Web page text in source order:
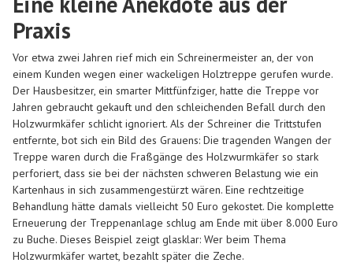
Praxis
Vor etwa zwei Jahren rief mich ein Schreinermeister an, der von
einem Kunden wegen einer wackeligen Holztreppe gerufen wurde.
Der Hausbesitzer, ein smarter Mittfünfziger, hatte die Treppe vor
Jahren gebraucht gekauft und den schleichenden Befall durch den
Holzwurmkäfer schlicht ignoriert. Als der Schreiner die Trittstufen
entfernte, bot sich ein Bild des Grauens: Die tragenden Wangen der
Treppe waren durch die Fraßgänge des Holzwurmkäfer so stark
perforiert, dass sie bei der nächsten schweren Belastung wie ein
Kartenhaus in sich zusammengestürzt wären. Eine rechtzeitige
Behandlung hätte damals vielleicht 50 Euro gekostet. Die komplette
Erneuerung der Treppenanlage schlug am Ende mit über 8.000 Euro
zu Buche. Dieses Beispiel zeigt glasklar: Wer beim Thema
Holzwurmkäfer wartet, bezahlt später die Zeche.